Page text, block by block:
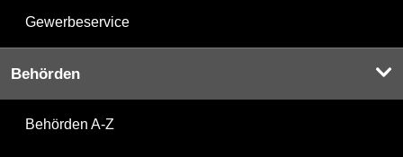
Gewerbeservice
Behörden
Behörden A-Z